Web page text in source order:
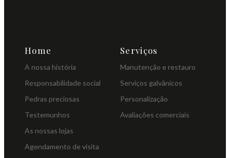
Home
A nossa história
Responsabilidade social
Pedras preciosas
Testemunhos
As nossas lojas
Agendamento de visita
Serviços
Manutenção e restauro
Serviços galvânicos
Personalização
Avaliações comerciais